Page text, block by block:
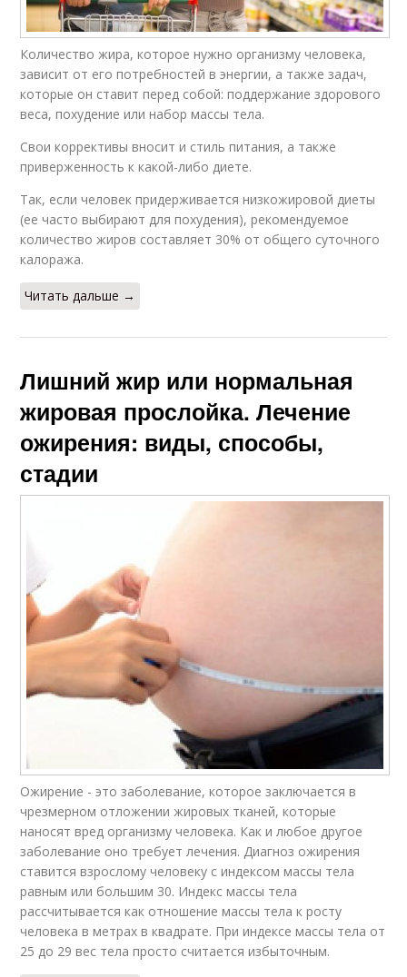
Количество жира, которое нужно организму человека,
зависит от его потребностей в энергии, а также задач,
которые он ставит перед собой: поддержание здорового
веса, похудение или набор массы тела.
Свои коррективы вносит и стиль питания, а также
приверженность к какой-либо диете.
Так, если человек придерживается низкожировой диеты
(ее часто выбирают для похудения), рекомендуемое
количество жиров составляет 30% от общего суточного
калоража.
Читать дальше →
Лишний жир или нормальная
жировая прослойка. Лечение
ожирения: виды, способы,
стадии
Ожирение - это заболевание, которое заключается в
чрезмерном отложении жировых тканей, которые
наносят вред организму человека. Как и любое другое
заболевание оно требует лечения. Диагноз ожирения
ставится взрослому человеку с индексом массы тела
равным или большим 30. Индекс массы тела
рассчитывается как отношение массы тела к росту
человека в метрах в квадрате. При индексе массы тела от
25 до 29 вес тела просто считается избыточным.